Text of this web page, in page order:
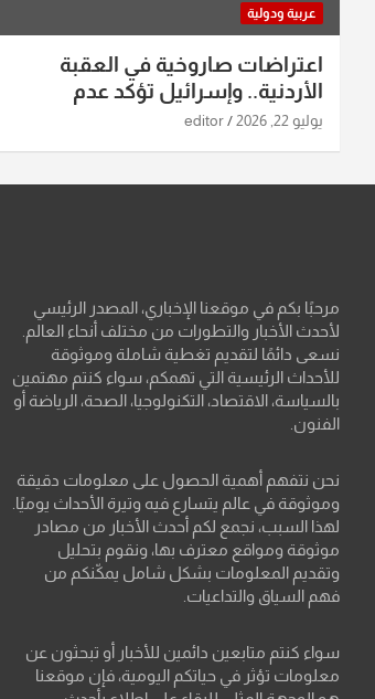
عربية ودولية
اعتراضات صاروخية في العقبة
الأردنية.. وإسرائيل تؤكد عدم
استهدافها
يوليو 22, 2026 editor
مرحبًا بكم في موقعنا الإخباري، المصدر الرئيسي
لأحدث الأخبار والتطورات من مختلف أنحاء العالم.
نسعى دائمًا لتقديم تغطية شاملة وموثوقة
للأحداث الرئيسية التي تهمكم، سواء كنتم مهتمين
بالسياسة، الاقتصاد، التكنولوجيا، الصحة، الرياضة أو
الفنون.
نحن نتفهم أهمية الحصول على معلومات دقيقة
وموثوقة في عالم يتسارع فيه وتيرة الأحداث يوميًا.
لهذا السبب، نجمع لكم أحدث الأخبار من مصادر
موثوقة ومواقع معترف بها، ونقوم بتحليل
وتقديم المعلومات بشكل شامل يمكّنكم من
فهم السياق والتداعيات.
سواء كنتم متابعين دائمين للأخبار أو تبحثون عن
معلومات تؤثر في حياتكم اليومية، فإن موقعنا